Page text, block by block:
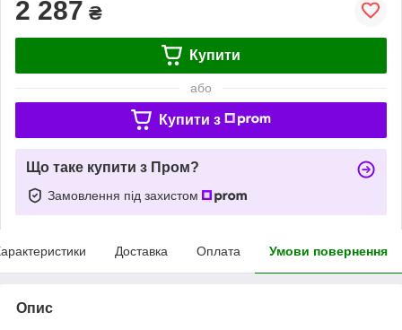
2 287 ₴
Купити
або
Купити з
Що таке купити з Пром?
Замовлення під захистом
Доставка Оплата Умови повернення
Опис